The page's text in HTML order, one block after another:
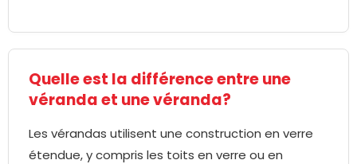
Quelle est la différence entre une
véranda et une véranda?
Les vérandas utilisent une construction en verre
étendue, y compris les toits en verre ou en